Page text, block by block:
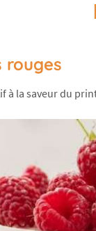
rouges
à la saveur du